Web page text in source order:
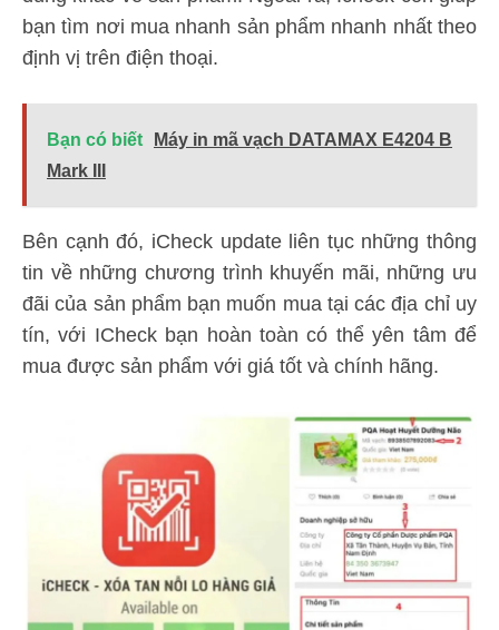
bạn tìm nơi mua nhanh sản phẩm nhanh nhất theo
định vị trên điện thoại.
Bạn có biết
Máy in mã vạch DATAMAX E4204 B
Mark III
Bên cạnh đó, iCheck update liên tục những thông
tin về những chương trình khuyến mãi, những ưu
đãi của sản phẩm bạn muốn mua tại các địa chỉ uy
tín, với ICheck bạn hoàn toàn có thể yên tâm để
mua được sản phẩm với giá tốt và chính hãng.